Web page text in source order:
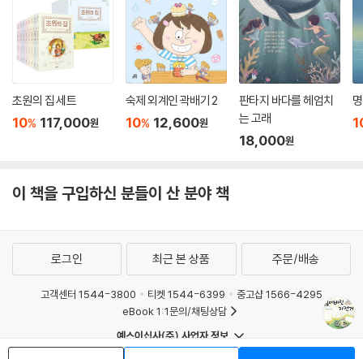
초원의 집 세트
10% 117,000원
숙제 외계인 곽배기 2
10% 12,600원
판타지 바다를 헤엄치
는 고래
18,000원
이 책을 구입하신 분들이 산 분야 책
로그인 최근 본 상품 주문/배송
고객센터 1544-3800 티켓 1544-6399
중고샵 1566-4295
eBook 1:1문의/채팅상담
예스이십사(주) 사업자 정보